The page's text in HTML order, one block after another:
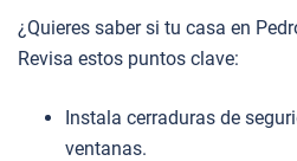
¿Quieres saber si tu casa en
Revisa estos puntos clave:
Instala cerraduras de
ventanas.